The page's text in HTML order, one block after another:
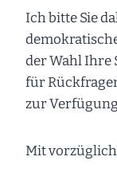
Ich bitte Sie
der Wahl Ihre
für
zur
Mit